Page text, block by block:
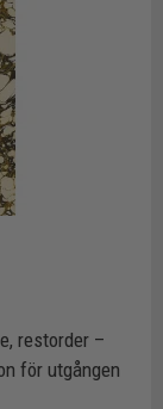
restorder –
för utgången